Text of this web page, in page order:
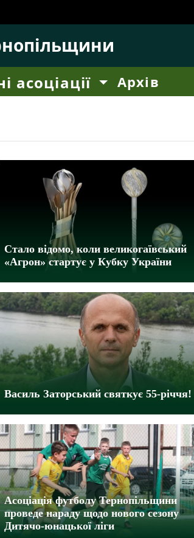
асоціації Архів
Стало відомо, коли великогаївський
«Агрон» стартує у Кубку України
Василь Заторський святкує 55-річчя!
Асоціація футболу Тернопільщини
проведе нараду щодо нового сезону
Дитячо-юнацької ліги